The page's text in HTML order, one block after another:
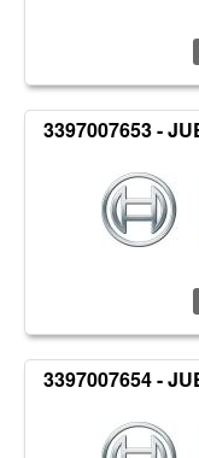
3397007653 -
3397007654 -